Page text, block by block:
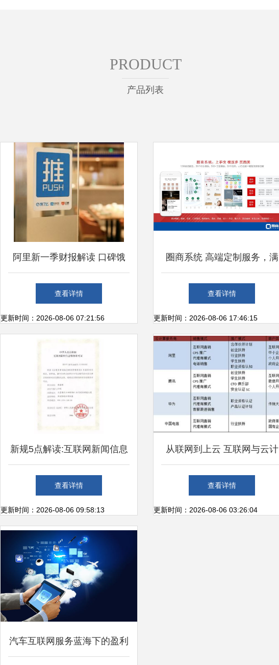
PRODUCT
产品列表
阿里新一季财报解读 口碑饿
了么营收飙升137%，个人互
联网服务迎来增长新契机
查看详情
更新时间：2026-08-06 07:21:56
圈商系统 高端定制服务，满
足企业个性需求与个人互联网
生态
查看详情
更新时间：2026-08-06 17:46:15
新规5点解读:互联网新闻信息
服务管理规定
查看详情
更新时间：2026-08-06 09:58:13
从联网到上云 互联网与云计
算的交织现象探析
查看详情
更新时间：2026-08-06 03:26:04
汽车互联网服务蓝海下的盈利